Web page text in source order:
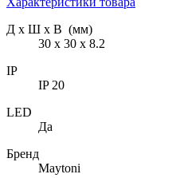
Д х Ш х В (мм)
30 х 30 х 8.2
IP
IP 20
LED
Да
Бренд
Maytoni